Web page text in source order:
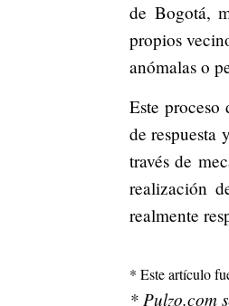
de Bogotá,
propios
anómalas o
Este
de respuesta
través de
realización
realmente
* Este artículo
* Pulzo.com